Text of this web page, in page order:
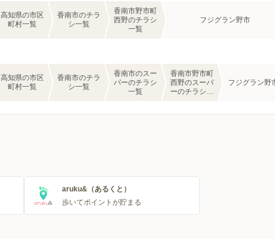
高知県の市区
町村一覧
香南市のチラ
シ一覧
香南市野市町
西野のチラシ
一覧
フジグラン野市
高知県の市区
町村一覧
香南市のチラ
シ一覧
香南市のスー
パーのチラシ
一覧
香南市野市町
西野のスーパ
ーのチラシ一
フジグラン野
aruku&（あるくと）
歩いてポイントが貯まる